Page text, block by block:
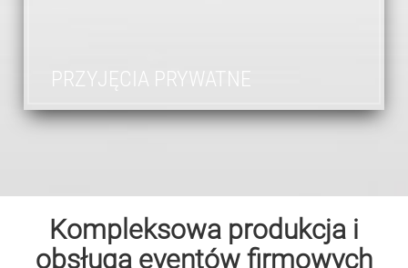
PRZYJĘCIA PRYWATNE
Kompleksowa produkcja i
obsługa eventów firmowych